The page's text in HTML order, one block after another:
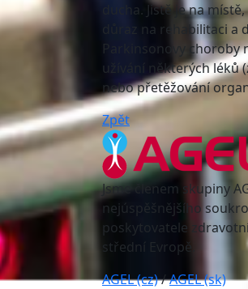
ducha. Jistě je na
důraz na rehabilitaci a
Parkinsonovy choroby
užívání některých léků
nebo přetěžování
Zpět
Jsme členem skupiny
nejúspěšnějšího
poskytovatele
střední Evropě.
AGEL (cz)/AGEL (sk)